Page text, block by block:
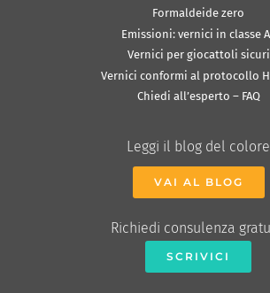
Formaldeide zero
Emissioni: vernici in classe
Vernici per giocattoli sicuri
Vernici conformi al protocollo
Chiedi all’esperto – FAQ
Leggi il blog del colore
VAI AL BLOG
Richiedi consulenza
SCRIVICI